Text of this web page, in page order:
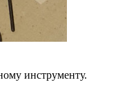
инструменту.